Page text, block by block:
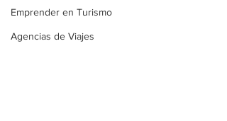
Emprender en Turismo
Agencias de Viajes